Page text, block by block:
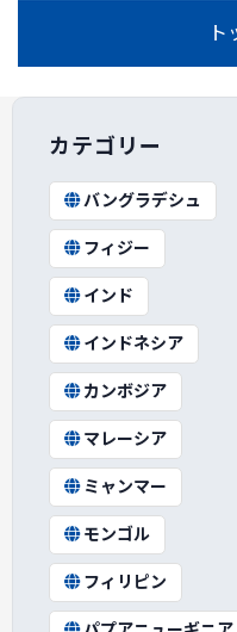
ト
カテゴリー
バングラデシュ
フィジー
インド
インドネシア
カンボジア
マレーシア
ミャンマー
モンゴル
フィリピン